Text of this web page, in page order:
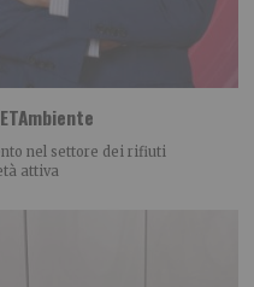
nel settore dei rifiuti
attiva